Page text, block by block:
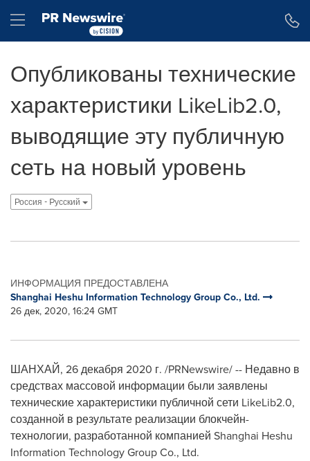
Hamburger menu
Опубликованы технические
характеристики LikeLib2.0,
выводящие эту публичную
сеть на новый уровень
Россия - Pусский
ИНФОРМАЦИЯ ПРЕДОСТАВЛЕНА
Shanghai Heshu Information Technology Group Co., Ltd.
26 дек, 2020, 16:24 GMT
ШАНХАЙ, 26 декабря 2020 г. /PRNewswire/ -- Недавно в
средствах массовой информации были заявлены
технические характеристики публичной сети LikeLib2.0,
созданной в результате реализации блокчейн-
технологии, разработанной компанией Shanghai Heshu
Information Technology Group Co., Ltd.